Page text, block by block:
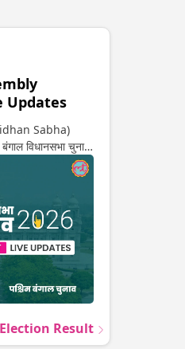
Updates
Sabha)
विधानसभा चुनाव
वाली है. यहां देखें
तरफ जा रहें है
एक हलचल की अपडेट
Election Result